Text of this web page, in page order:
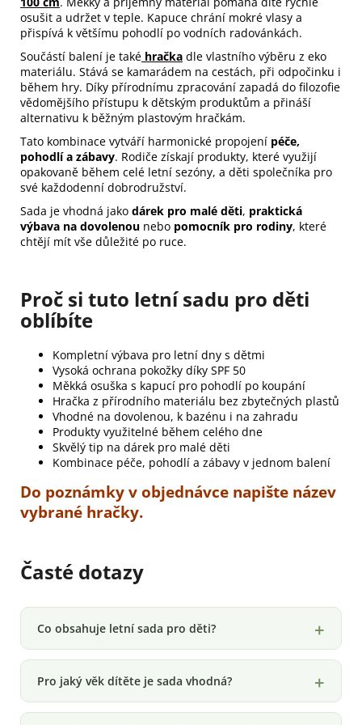
osušit a udržet v teple. Kapuce chrání mokré vlasy a
přispívá k většímu pohodlí po vodních radovánkách.
Součástí balení je také hračka dle vlastního výběru z eko
materiálu. Stává se kamarádem na cestách, při odpočinku i
během hry. Díky přírodnímu zpracování zapadá do filozofie
vědomějšího přístupu k dětským produktům a přináší
alternativu k běžným plastovým hračkám.
Tato kombinace vytváří harmonické propojení péče,
pohodlí a zábavy. Rodiče získají produkty, které využijí
opakovaně během celé letní sezóny, a děti společníka pro
své každodenní dobrodružství.
Sada je vhodná jako dárek pro malé děti, praktická
výbava na dovolenou nebo pomocník pro rodiny, které
chtějí mít vše důležité po ruce.
Proč si tuto letní sadu pro děti
oblíbíte
Kompletní výbava pro letní dny s dětmi
Vysoká ochrana pokožky díky SPF 50
Měkká osuška s kapucí pro pohodlí po koupání
Hračka z přírodního materiálu bez zbytečných plastů
Vhodné na dovolenou, k bazénu i na zahradu
Produkty využitelné během celého dne
Skvělý tip na dárek pro malé děti
Kombinace péče, pohodlí a zábavy v jednom balení
Do poznámky v objednávce napište název
vybrané hračky.
Časté dotazy
Co obsahuje letní sada pro děti?
Pro jaký věk dítěte je sada vhodná?